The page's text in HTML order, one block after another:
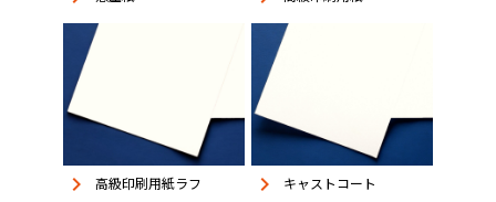
keyboard_arrow_right 高級印刷用紙ラフ keyboard_arrow_right キャストコート